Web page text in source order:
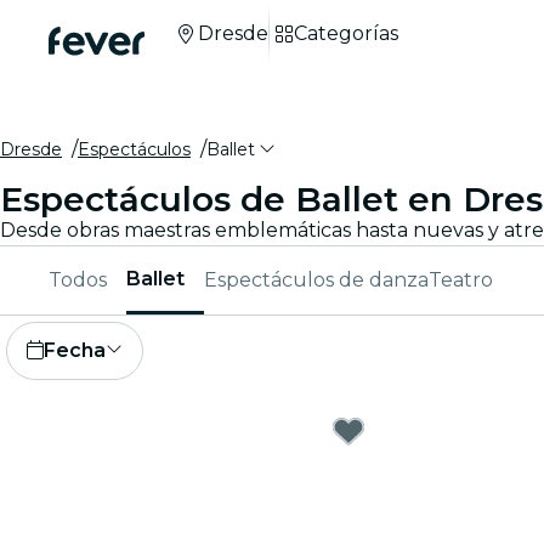
Dresde Categorías
Dresde Espectáculos Ballet
Espectáculos de Ballet en
Todos Ballet Espectáculos de danzaTeatro
Fecha